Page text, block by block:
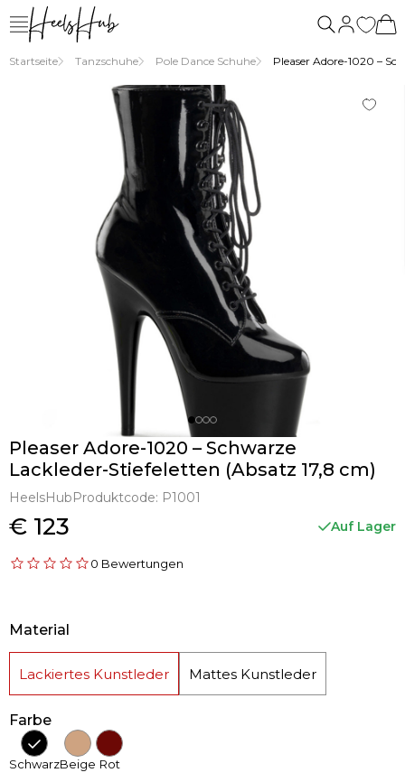
Startseite Tanzschuhe Pole Dance Schuhe Pleaser Adore-1020 –
Pleaser Adore-1020 – Schwarze
Lackleder-Stiefeletten (Absatz 17,8 cm)
HeelsHubProduktcode: P1001
€ 123 Auf Lager
0 Bewertungen
Material
Lackiertes Kunstleder Mattes Kunstleder
Farbe
SchwarzBeige Rot